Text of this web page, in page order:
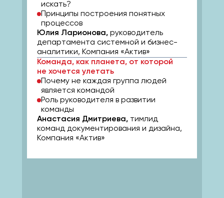
искать?
Принципы построения понятных
процессов
Юлия Ларионова, руководитель
департамента системной и бизнес-
аналитики, Компания «Актив»
Команда, как планета, от которой
не хочется улетать
Почему не каждая группа людей
является командой
Роль руководителя в развитии
команды
Анастасия Дмитриева, тимлид
команд документирования и дизайна,
Компания «Актив»